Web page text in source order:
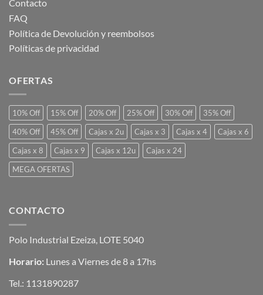
Contacto
FAQ
Política de Devolución y reembolsos
Políticas de privacidad
OFERTAS
10% Off 15% Off 20% Off 25% Off 30% Off
35% Off
40% Off
45% Off Cajas x 2u Cajas x 3 Cajas x 4
Cajas x 6
Cajas x 8
Cajas x 9 Cajas x 12u
Cajas x 24
MEGA OFERTAS
CONTACTO
Polo Industrial Ezeiza, LOTE 5040
Horario: Lunes a Viernes de 8 a 17hs
Tel.: 1131890287